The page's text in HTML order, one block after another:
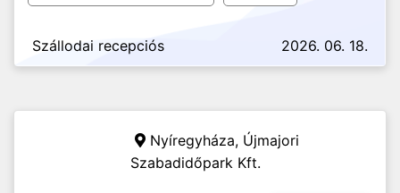
Szállodai recepciós 2026. 06. 18.
Nyíregyháza, Újmajori
Szabadidőpark Kft.